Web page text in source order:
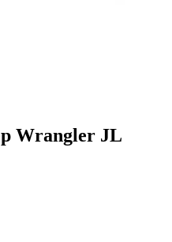
Wrangler JL